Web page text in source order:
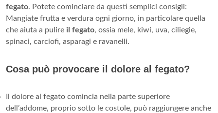
fegato. Potete cominciare da questi semplici consigli:
Mangiate frutta e verdura ogni giorno, in particolare quella
che aiuta a pulire il fegato, ossia mele, kiwi, uva, ciliegie,
spinaci, carciofi, asparagi e ravanelli.
Cosa può provocare il dolore al fegato?
Il dolore al fegato comincia nella parte superiore
dell’addome, proprio sotto le costole, può raggiungere anche